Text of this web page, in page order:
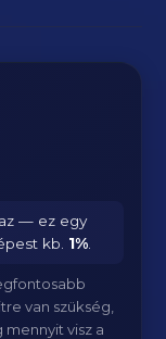
— ez egy
kb. 1%
van szükség,
visz a